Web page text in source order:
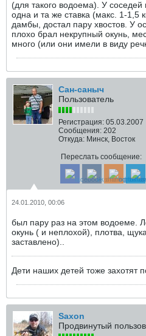
(для такого водоема). У
одна и та же ставка (макс. 1-1,5
дамбы, достал пару хвостов. У
плохо брал некрупный окунь,
много (или они имели в виду
Сан-саныч
Пользователь
Регистрация: 05.03.2007
Сообщения: 202
Откуда: Минск, Восток
Переслать сообщение:
24.01.2010, 00:06
был пару раз на этом водоеме.
окунь ( и неплохой), плотва,
заставлено)..
Дети наших детей тоже захотят
Saxon
Продвинутый